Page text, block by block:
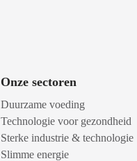
Onze sectoren
Duurzame voeding
Technologie voor gezondheid
Sterke industrie & technologie
Slimme energie